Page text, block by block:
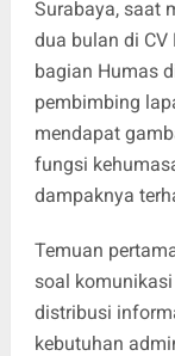
Surabaya, saat
dua bulan di
bagian Humas
pembimbing
mendapat
fungsi
dampaknya
Temuan
soal
distribusi
kebutuhan